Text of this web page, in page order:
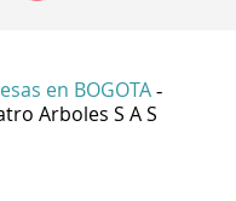
en BOGOTA -
Arboles S A S